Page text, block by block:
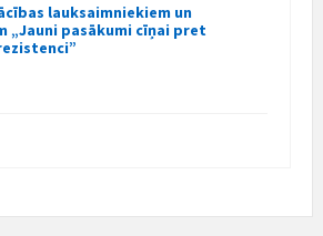
lauksaimniekiem un
„Jauni pasākumi cīņai pret